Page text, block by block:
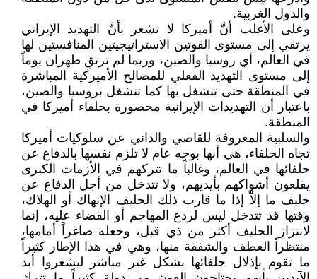
والدول الغربية.
وعلى الأغلب أنَّ أميركا لا تشعر بأنَّ التهديد الإيراني
يرتقي إلى مستوى القوتين الاستراتيجيتين المنافستين لها
في العالم، أي روسيا والصين، وربما لم ترتقِ طهران يوماً
إلى مستوى التهديد الفعلي للمصالح الأميركية المباشرة
في المنطقة حتى تنشغل بها كما تنشغل بروسيا والصين،
باعتبار أن التهديدات الإيرانية محصورة بحلفاء أميركا في
المنطقة.
والسلبية المعروفة للقاصي والداني عن سلوكيات أميركا
تجاه الحلفاء، هي أنها بوجه عام لا تلزم نفسها بالدفاع عن
حلفائها في العالم، وغالباً ما تتركهم في الأزمات الكبرى
يقلعون أشواكهم بأيديهم، ولا تتدخل من أجل الدفاع عن
حليف ما إلاّ إذا ما قارب ذلك الحليف الإنهاك أو الهلاك،
وقتها قد تتدخل ليس لردع المهاجم أو القضاء عليه، إنما
لابتزاز الحليف أكثر من ذي قبل، وجعله صاغراً أمامها،
منتظراً العطف والشفقة منها، وهي في هذا الإطار كثيراً
ما تقوم بإذلال حلفائها بشكل غير مباشر ليشعروا أبد